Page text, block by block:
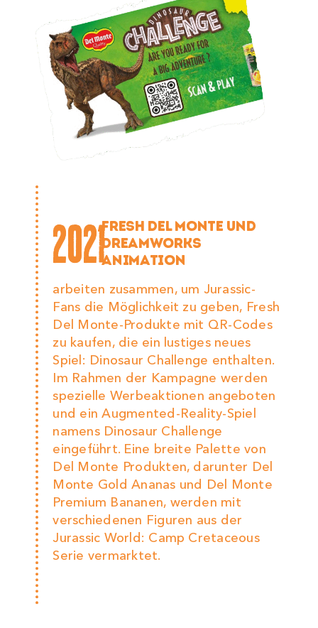
2021FRESH DEL MONTE UND
DREAMWORKS
ANIMATION
arbeiten zusammen, um Jurassic-
Fans die Möglichkeit zu geben, Fresh
Del Monte-Produkte mit QR-Codes
zu kaufen, die ein lustiges neues
Spiel: Dinosaur Challenge enthalten.
Im Rahmen der Kampagne werden
spezielle Werbeaktionen angeboten
und ein Augmented-Reality-Spiel
namens Dinosaur Challenge
eingeführt. Eine breite Palette von
Del Monte Produkten, darunter Del
Monte Gold Ananas und Del Monte
Premium Bananen, werden mit
verschiedenen Figuren aus der
Jurassic World: Camp Cretaceous
Serie vermarktet.